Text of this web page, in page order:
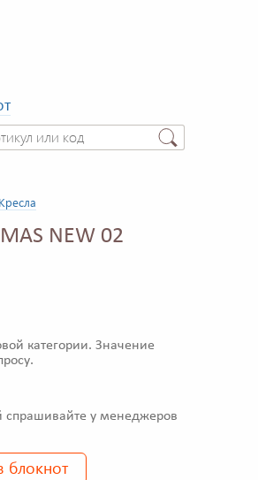
Кресла
NEW 02
категории. Значение
спрашивайте у менеджеров
блокнот